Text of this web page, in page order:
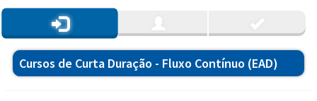
Cursos de Curta Duração - Fluxo Contínuo (EAD)